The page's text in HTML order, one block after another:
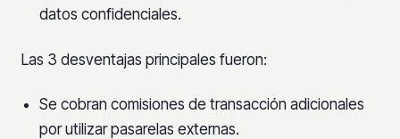
datos confidenciales.
Las 3 desventajas principales fueron:
Se cobran comisiones de transacción adicionales
por utilizar pasarelas externas.